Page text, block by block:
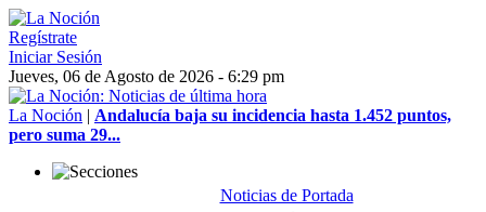
Regístrate
Iniciar Sesión
Jueves, 06 de Agosto de 2026 - 6:29 pm
La Noción | Andalucía baja su incidencia hasta 1.452 puntos,
pero suma 29...
Noticias de Portada